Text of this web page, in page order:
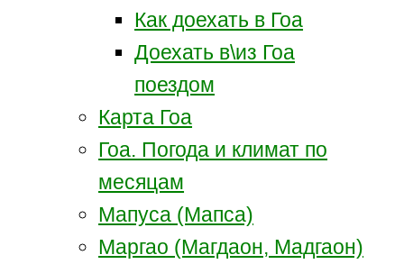
Как доехать в Гоа
Доехать в\из Гоа
поездом
Карта Гоа
Гоа. Погода и климат по
месяцам
Мапуса (Мапса)
Маргао (Магдаон, Мадгаон)